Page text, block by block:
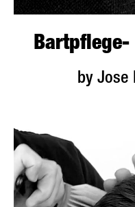
by Jose